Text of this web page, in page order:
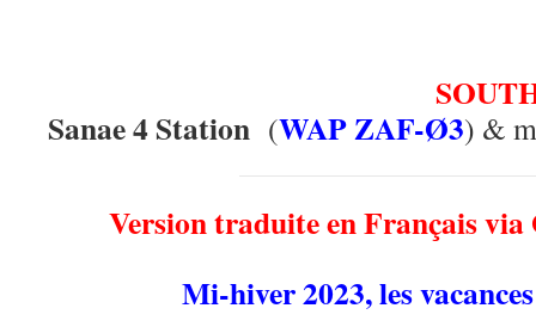
Sanae 4 Station (WAP ZAF-Ø3) &
Version traduite en Français via
Mi-hiver 2023, les